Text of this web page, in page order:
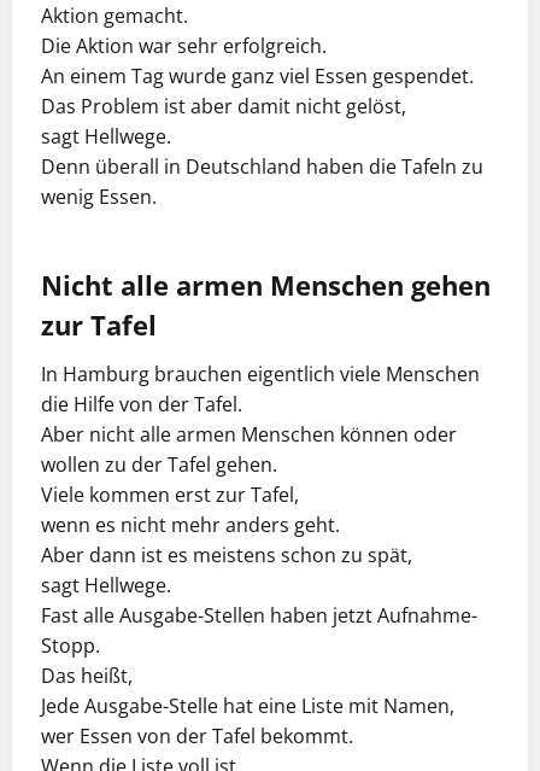
Aktion gemacht.
Die Aktion war sehr erfolgreich.
An einem Tag wurde ganz viel Essen gespendet.
Das Problem ist aber damit nicht gelöst,
sagt Hellwege.
Denn überall in Deutschland haben die Tafeln zu
wenig Essen.
Nicht alle armen Menschen gehen
zur Tafel
In Hamburg brauchen eigentlich viele Menschen
die Hilfe von der Tafel.
Aber nicht alle armen Menschen können oder
wollen zu der Tafel gehen.
Viele kommen erst zur Tafel,
wenn es nicht mehr anders geht.
Aber dann ist es meistens schon zu spät,
sagt Hellwege.
Fast alle Ausgabe-Stellen haben jetzt Aufnahme-
Stopp.
Das heißt,
Jede Ausgabe-Stelle hat eine Liste mit Namen,
wer Essen von der Tafel bekommt.